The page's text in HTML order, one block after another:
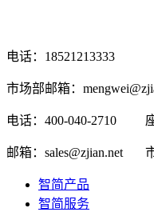
电话：18521213333
市场部邮箱：
电话：400-040-2710
邮箱：sales@zjian.net
智简产品
智简服务